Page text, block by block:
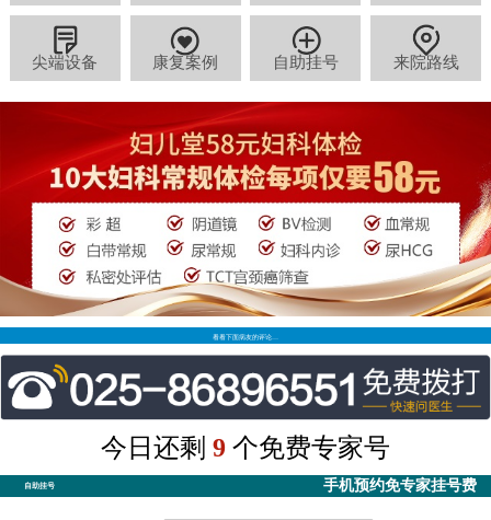
尖端设备 康复案例 自助挂号 来院路线
看看下面病友的评论…
今日还剩 9 个免费专家号
自助挂号 手机预约免专家挂号费